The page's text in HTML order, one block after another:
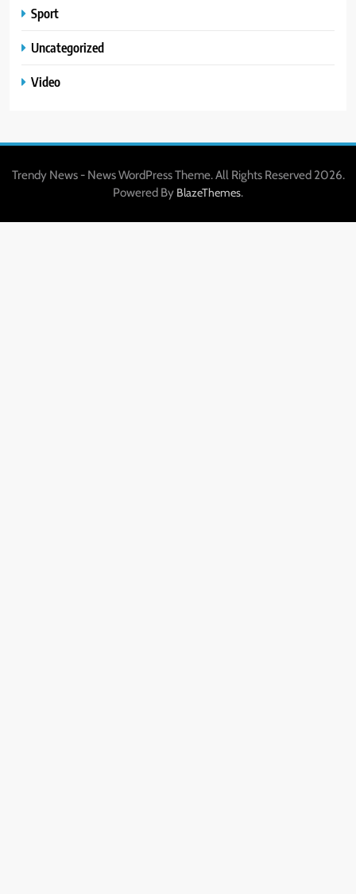
Sport
Uncategorized
Video
Trendy News - News WordPress Theme. All Rights Reserved 2026.
Powered By BlazeThemes.